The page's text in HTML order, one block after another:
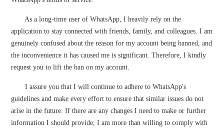
As a long-time user of WhatsApp, I heavily rely on the
application to stay connected with friends, family, and colleagues. I am
genuinely confused about the reason for my account being banned, and
the inconvenience it has caused me is significant. Therefore, I kindly
request you to lift the ban on my account.
I assure you that I will continue to adhere to WhatsApp's
guidelines and make every effort to ensure that similar issues do not
arise in the future. If there are any changes I need to make or further
information I should provide, I am more than willing to comply with